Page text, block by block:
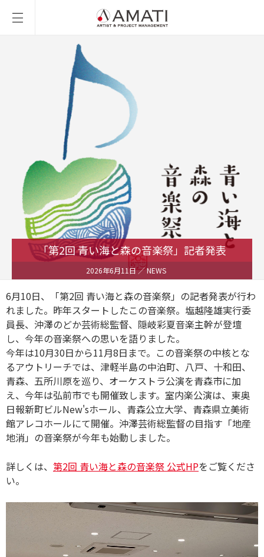
「第2回 青い海と森の音楽祭」記者発表
2026年6月11日／ NEWS
6月10日、「第2回 青い海と森の音楽祭」の記者発表が行わ
れました。昨年スタートしたこの音楽祭。塩越隆雄実行委
員長、沖澤のどか芸術総監督、隠岐彩夏音楽主幹が登壇
し、今年の音楽祭への思いを語りました。
今年は10月30日から11月8日まで。この音楽祭の中核とな
るアウトリーチでは、津軽半島の中泊町、八戸、十和田、
青森、五所川原を巡り、オーケストラ公演を青森市に加
え、今年は弘前市でも開催致します。室内楽公演は、東奥
日報新町ビルNew'sホール、青森公立大学、青森県立美術
館アレコホールにて開催。沖澤芸術総監督の目指す「地産
地消」の音楽祭が今年も始動しました。
詳しくは、 第2回 青い海と森の音楽祭 公式HPをご覧くださ
い。